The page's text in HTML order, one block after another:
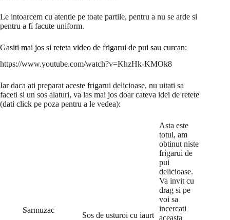
Le intoarcem cu atentie pe toate partile, pentru a nu se arde si
pentru a fi facute uniform.
Gasiti mai jos si reteta video de frigarui de pui sau curcan:
https://www.youtube.com/watch?v=KhzHk-KMOk8
Iar daca ati preparat aceste frigarui delicioase, nu uitati sa
faceti si un sos alaturi, va las mai jos doar cateva idei de retete
(dati click pe poza pentru a le vedea):
Sarmuzac
Sos de usturoi cu iaurt
Asta este
totul, am
obtinut niste
frigarui de
pui
delicioase.
Va invit cu
drag si pe
voi sa
incercati
aceasta